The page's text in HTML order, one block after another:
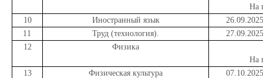
На
10
Иностранный язык
11
Труд (технология).
12
Физика
На
13
Физическая культура